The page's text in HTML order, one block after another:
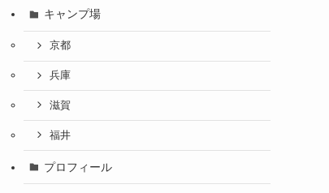
キャンプ場
京都
兵庫
滋賀
福井
プロフィール